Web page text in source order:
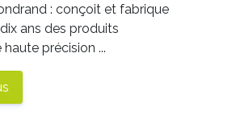
: conçoit et fabrique
ans des produits
précision ...